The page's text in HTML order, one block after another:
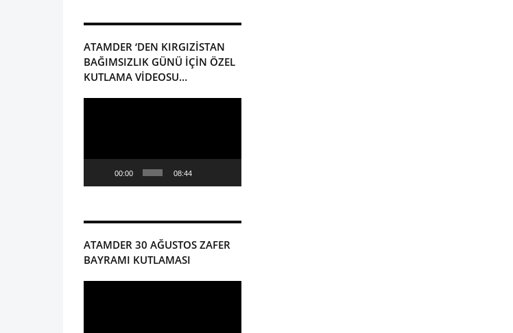
ATAMDER ‘DEN KIRGIZISTAN
BAĞIMSIZLIK GÜNÜ IÇIN ÖZEL
KUTLAMA VIDEOSU…
00:00 08:44
ATAMDER 30 AĞUSTOS ZAFER
BAYRAMI KUTLAMASI